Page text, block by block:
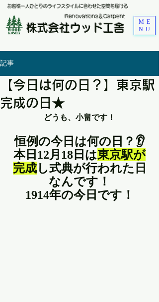
お客様一人ひとりのライフスタイルに合わせた空間を届ける
株式会社ウッド工舎
​Renovations＆Carpent
ME
NU
記事
【今日は何の日？】東京駅
完成の日★
どうも、小畠です！
恒例の今日は何の日？👂
本日12月18日は東京駅が
完成し式典が行われた日
なんです！
1914年の今日です！